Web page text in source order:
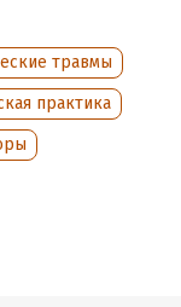
травмы
практика